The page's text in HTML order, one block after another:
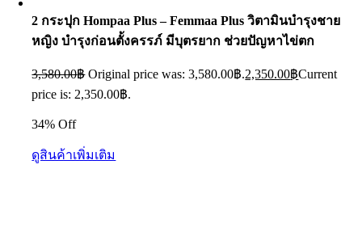
2 กระปุก Hompaa Plus – Femmaa Plus วิตามินบำรุงชาย
หญิง บำรุงก่อนตั้งครรภ์ มีบุตรยาก ช่วยปัญหาไข่ตก
3,580.00฿ Original price was: 3,580.00฿.2,350.00฿Current
price is: 2,350.00฿.
34% Off
ดูสินค้าเพิ่มเติม